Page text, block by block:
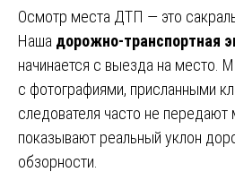
Осмотр места ДТП — это
Наша дорожно-транспортная
начинается с выезда на место.
с фотографиями, присланными
следователя часто не
показывают реальный уклон
обзорности.